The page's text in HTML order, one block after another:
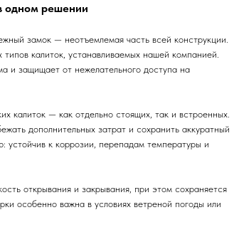
одном решении
замок — неотъемлемая часть всей конструкции.
калиток, устанавливаемых нашей компанией.
и защищает от нежелательного доступа на
калиток — как отдельно стоящих, так и встроенных.
дополнительных затрат и сохранить аккуратный
устойчив к коррозии, перепадам температуры и
открывания и закрывания, при этом сохраняется
особенно важна в условиях ветреной погоды или